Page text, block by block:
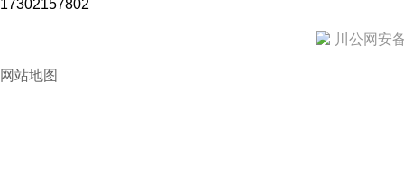
17302157802
川公网安
网站地图